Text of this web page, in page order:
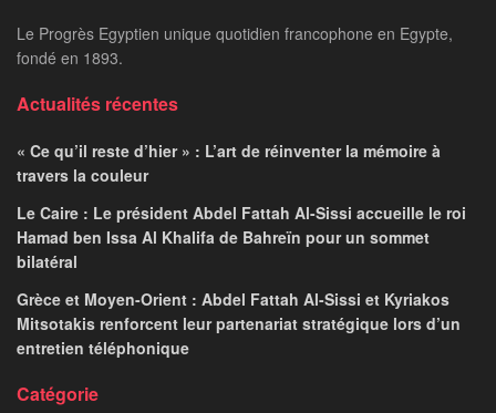
Le Progrès Egyptien unique quotidien francophone en Egypte,
fondé en 1893.
Actualités récentes
« Ce qu’il reste d’hier » : L’art de réinventer la mémoire à
travers la couleur
Le Caire : Le président Abdel Fattah Al-Sissi accueille le roi
Hamad ben Issa Al Khalifa de Bahreïn pour un sommet
bilatéral
Grèce et Moyen-Orient : Abdel Fattah Al-Sissi et Kyriakos
Mitsotakis renforcent leur partenariat stratégique lors d’un
entretien téléphonique
Catégorie